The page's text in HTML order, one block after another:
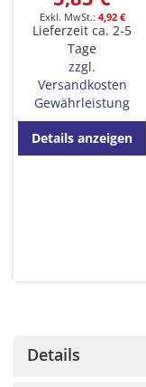
4,92 €
Lieferzeit ca. 2-5
Tage
zzgl.
Versandkosten
Gewährleistung
Details anzeigen
Details